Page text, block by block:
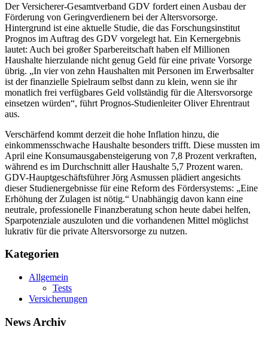
Der Versicherer-Gesamtverband GDV fordert einen Ausbau der
Förderung von Geringverdienern bei der Altersvorsorge.
Hintergrund ist eine aktuelle Studie, die das Forschungsinstitut
Prognos im Auftrag des GDV vorgelegt hat. Ein Kernergebnis
lautet: Auch bei großer Sparbereitschaft haben elf Millionen
Haushalte hierzulande nicht genug Geld für eine private Vorsorge
übrig. „In vier von zehn Haushalten mit Personen im Erwerbsalter
ist der finanzielle Spielraum selbst dann zu klein, wenn sie ihr
monatlich frei verfügbares Geld vollständig für die Altersvorsorge
einsetzen würden“, führt Prognos-Studienleiter Oliver Ehrentraut
aus.
Verschärfend kommt derzeit die hohe Inflation hinzu, die
einkommensschwache Haushalte besonders trifft. Diese mussten im
April eine Konsumausgabensteigerung von 7,8 Prozent verkraften,
während es im Durchschnitt aller Haushalte 5,7 Prozent waren.
GDV-Hauptgeschäftsführer Jörg Asmussen plädiert angesichts
dieser Studienergebnisse für eine Reform des Fördersystems: „Eine
Erhöhung der Zulagen ist nötig.“ Unabhängig davon kann eine
neutrale, professionelle Finanzberatung schon heute dabei helfen,
Sparpotenziale auszuloten und die vorhandenen Mittel möglichst
lukrativ für die private Altersvorsorge zu nutzen.
Kategorien
Allgemein
Tests
Versicherungen
News Archiv